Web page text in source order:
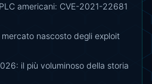
americani: CVE-2021-22681
nascosto degli exploit
il più voluminoso della storia